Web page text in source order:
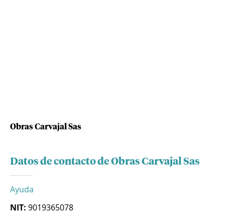
Obras Carvajal Sas
Datos de contacto de Obras Carvajal Sas
Ayuda
NIT: 9019365078